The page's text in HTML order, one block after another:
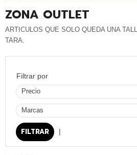
ZONA OUTLET
ARTICULOS QUE SOLO QUEDA UNA
TARA.
Filtrar por
Precio
Marcas
|